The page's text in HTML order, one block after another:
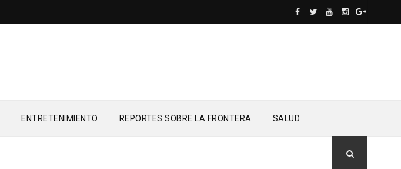
ENTRETENIMIENTO REPORTES SOBRE LA FRONTERA SALUD